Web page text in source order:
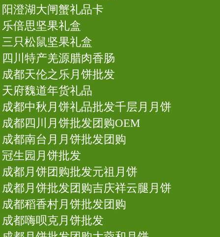
阳澄湖大闸蟹礼品卡
乐倍思坚果礼盒
三只松鼠坚果礼盒
四川特产羌源腊肉香肠
成都天伦之乐月饼批发
天府魏道年货礼品
成都中秋月饼礼品批发千层月月饼
成都四川月饼批发团购OEM
成都南台月月饼批发团购
冠生园月饼批发
成都月饼团购批发元祖月饼
成都月饼批发团购吉庆祥云腿月饼
成都稻香村月饼批发团购
成都嗨呗克月饼批发